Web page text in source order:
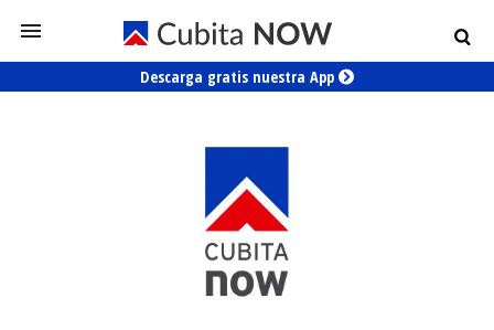
Descarga gratis nuestra App